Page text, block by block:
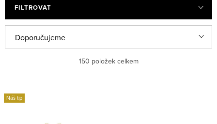
FILTROVAT
ý
s
a
n
Doporučujeme
150 položek celkem
Náš tip